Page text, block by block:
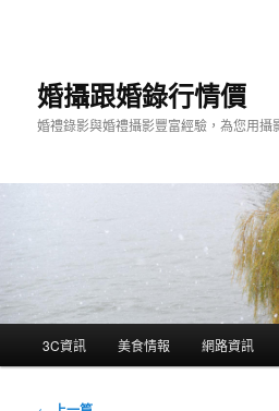
婚攝跟婚錄行情價
婚禮錄影與婚禮攝影豐富經驗，為您用攝
3C資訊 美食情報 網路資訊